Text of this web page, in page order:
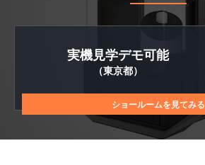
実機見学デモ可能
（東京都）
ショールームを見てみる